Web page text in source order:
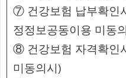
⑦ 건강보험 납부확인
정정보공동이용 미동
⑧ 건강보험 자격확인
미동의시)